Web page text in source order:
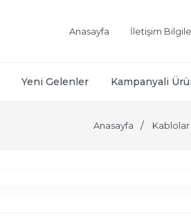
Anasayfa İletişim
Yeni Gelenler Kampanyali
Anasayfa Kablolar